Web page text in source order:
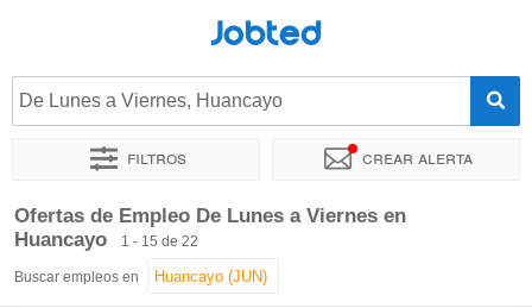
Jobted
De Lunes a Viernes, Huancayo
Filtros Crear alerta
Ordenar por Ubicación exacta Empresa
Ofertas de Empleo De Lunes a Viernes en
Huancayo
1 - 15 de 22
Buscar empleos en